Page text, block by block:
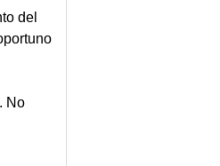
del
No